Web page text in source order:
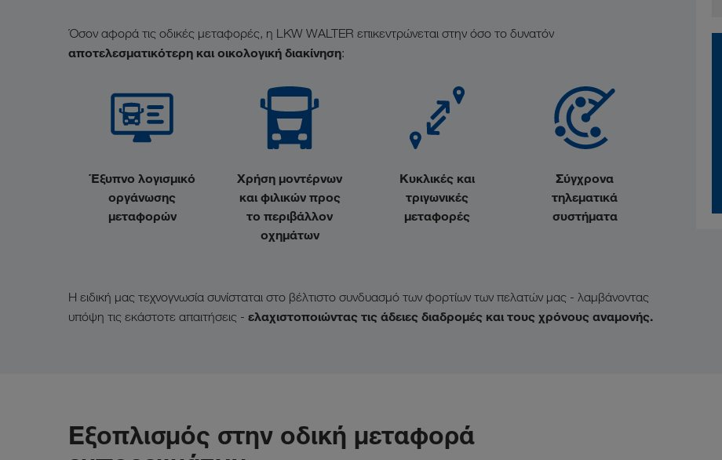
Όσον αφορά τις οδικές μεταφορές, η LKW WALTER επικεντρώνεται στην όσο το δυνατόν
αποτελεσματικότερη και οικολογική διακίνηση:
Έξυπνο λογισμικό
οργάνωσης
μεταφορών
Χρήση μοντέρνων
και φιλικών προς
το περιβάλλον
οχημάτων
Κυκλικές και
τριγωνικές
μεταφορές
Σύγχρονα
τηλεματικά
συστήματα
Η ειδική μας τεχνογνωσία συνίσταται στο βέλτιστο συνδυασμό των φορτίων των πελατών μας - λαμβάνοντας
υπόψη τις εκάστοτε απαιτήσεις - ελαχιστοποιώντας τις άδειες διαδρομές και τους χρόνους αναμονής.
Εξοπλισμός στην οδική μεταφορά